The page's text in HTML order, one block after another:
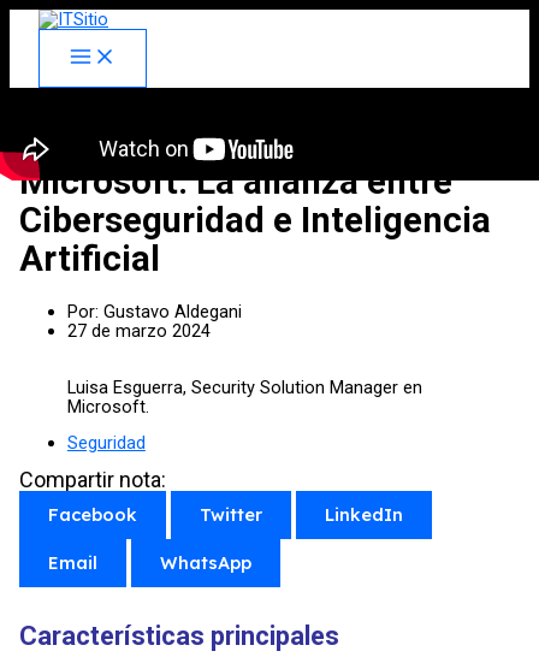
Skip
Copilot for Security de
Microsoft: La alianza entre
Ciberseguridad e Inteligencia
Artificial
Por: Gustavo Aldegani
27 de marzo 2024
Luisa Esguerra, Security Solution Manager en
Microsoft.
Seguridad
Compartir nota:
Facebook Twitter LinkedIn
Email WhatsApp
Características principales
facebook
x
linkedin
youtube
instagram
spotify